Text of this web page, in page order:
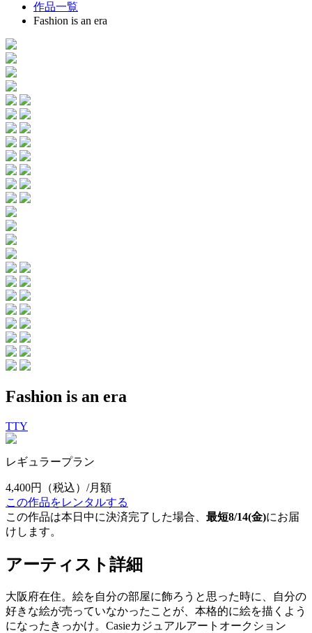
作品一覧
Fashion is an era
Fashion is an era
TTY
レギュラープラン
4,400円
（税込）/月額
この作品をレンタルする
この作品は本日中に決済完了した場合、 最短8/14(金)にお届
けします。
アーティスト詳細
大阪府在住。絵を自分の部屋に飾ろうと思った時に、自分の
好きな絵が売っていなかったことが、本格的に絵を描くよう
になったきっかけ。Casieカジュアルアートオークション